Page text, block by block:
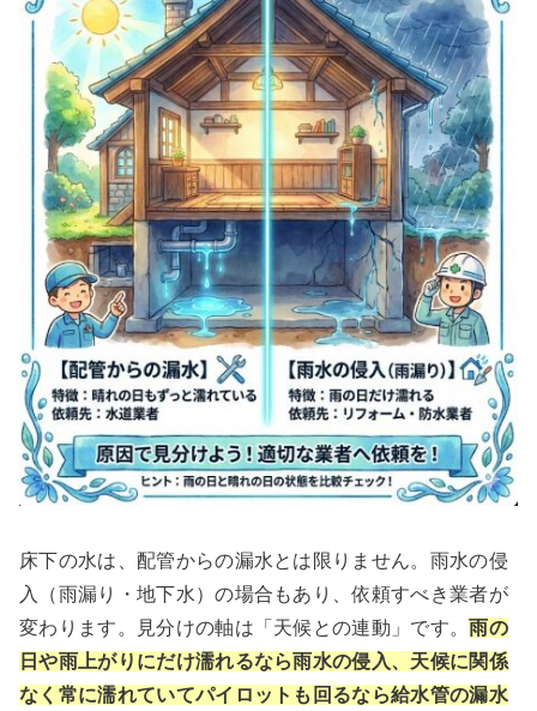
床下の水は、配管からの漏水とは限りません。雨水の侵
入（雨漏り・地下水）の場合もあり、依頼すべき業者が
変わります。見分けの軸は「天候との連動」です。雨の
日や雨上がりにだけ濡れるなら雨水の侵入、天候に関係
なく常に濡れていてパイロットも回るなら給水管の漏水